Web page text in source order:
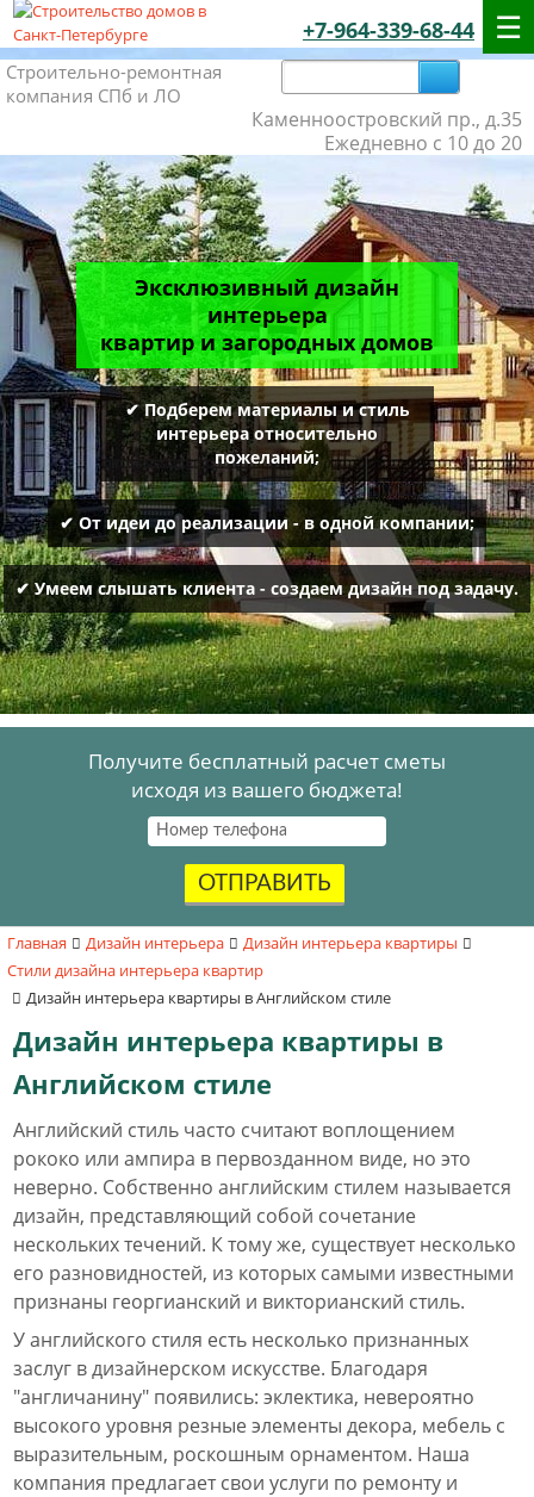
+7-964-339-68-44
Строительно-ремонтная
компания СПб и ЛО
Каменноостровский пр., д.35
Ежедневно с 10 до 20
Эксклюзивный дизайн
интерьера
квартир и загородных домов
✔ Подберем материалы и стиль
интерьера относительно
пожеланий;
✔ От идеи до реализации - в одной компании;
✔ Умеем слышать клиента - создаем дизайн под задачу.
Получите бесплатный расчет сметы
исходя из вашего бюджета!
ОТПРАВИТЬ
Главная Дизайн интерьера
Дизайн интерьера квартиры
Стили дизайна интерьера квартир
Дизайн интерьера квартиры в Английском стиле
Дизайн интерьера квартиры в
Английском стиле
Английский стиль часто считают воплощением
рококо или ампира в первозданном виде, но это
неверно. Собственно английским стилем называется
дизайн, представляющий собой сочетание
нескольких течений. К тому же, существует несколько
его разновидностей, из которых самыми известными
признаны георгианский и викторианский стиль.
У английского стиля есть несколько признанных
заслуг в дизайнерском искусстве. Благодаря
"англичанину" появились: эклектика, невероятно
высокого уровня резные элементы декора, мебель с
выразительным, роскошным орнаментом. Наша
компания предлагает свои услуги по ремонту и